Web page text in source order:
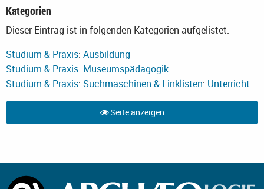
Kategorien
Dieser Eintrag ist in folgenden Kategorien aufgelistet:
Studium & Praxis: Ausbildung
Studium & Praxis: Museumspädagogik
Studium & Praxis: Suchmaschinen & Linklisten: Unterricht
Seite anzeigen